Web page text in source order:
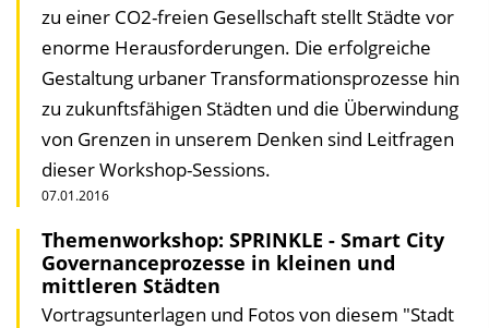
zu einer CO2-freien Gesellschaft stellt Städte vor
enorme Herausforderungen. Die erfolgreiche
Gestaltung urbaner Transformationsprozesse hin
zu zukunftsfähigen Städten und die Überwindung
von Grenzen in unserem Denken sind Leitfragen
dieser Workshop-Sessions.
07.01.2016
Themenworkshop: SPRINKLE - Smart City
Governanceprozesse in kleinen und
mittleren Städten
Vortragsunterlagen und Fotos von diesem "Stadt